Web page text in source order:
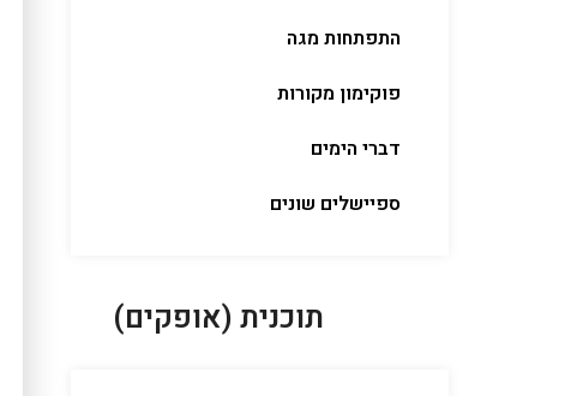
התפתחות מגה
פוקימון מקורות
דברי הימים
ספיישלים שונים
תוכנית (אופקים)